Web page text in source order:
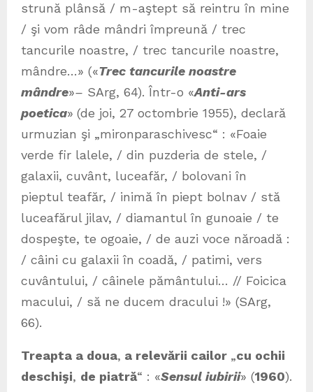
strună plânsă / m-aştept să reintru în mine
/ şi vom râde mândri împreună / trec
tancurile noastre, / trec tancurile noastre,
mândre…» («Trec tancurile noastre
mândre»– SArg, 64). Într-o «Anti-ars
poetica» (de joi, 27 octombrie 1955), declară
urmuzian şi „mironparaschivesc“ : «Foaie
verde fir lalele, / din puzderia de stele, /
galaxii, cuvânt, luceafăr, / bolovani în
pieptul teafăr, / inimă în piept bolnav / stă
luceafărul jilav, / diamantul în gunoaie / te
dospeşte, te ogoaie, / de auzi voce năroadă :
/ câini cu galaxii în coadă, / patimi, vers
cuvântului, / câinele pământului… // Foicica
macului, / să ne ducem dracului !» (SArg,
66).
Treapta a doua, a relevării cailor „cu ochii
deschişi, de piatră“ : «Sensul iubirii» (1960).